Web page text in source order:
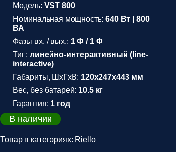
Модель:VST 800
Номинальная мощность:640 Вт | 800
ВА
Фазы вх. / вых.: 1 Ф / 1 Ф
Тип:линейно-интерактивный (line-
interactive)
Габариты, ШхГхВ: 120x247x443 мм
Вес, без батарей: 10.5 кг
Гарантия: 1 год
В наличии
Товар в категориях: Riello